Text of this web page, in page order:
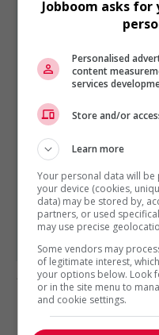
EST PRÉSENTÉ PAR
Services de Gestion
Québec
Autres offres de
Planificateur(trice) de
Gestionnaire, transport
Coordonnateur(trice) de
Répartiteur / dispatcher
Mécanicien de
Chauffeur(euse) camion-
1 - 1 de 1 résultats
Jobboom asks
Personalised
content
services
Store and/or
Learn more
Your personal data will
your device (cookies,
data) may be stored by,
partners, or used
may use precise
Some vendors may
of legitimate interest,
your options below. Look
or in the site menu to
and cookie settings.